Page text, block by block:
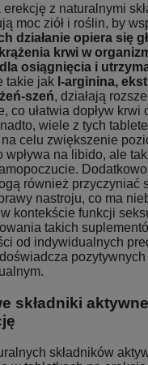
erekcję z naturalnymi
moc ziół i roślin, by
działanie opiera się
krwi w
osiągnięcia i
takie jak l-arginina,
szeń, działają
co ułatwia dopływ krwi
wiele z tych
celu zwiększenie
wpływa na libido, ale
również przyczyniać
nastroju, co ma
kontekście funkcji
takich
od indywidualnych
składniki
składników